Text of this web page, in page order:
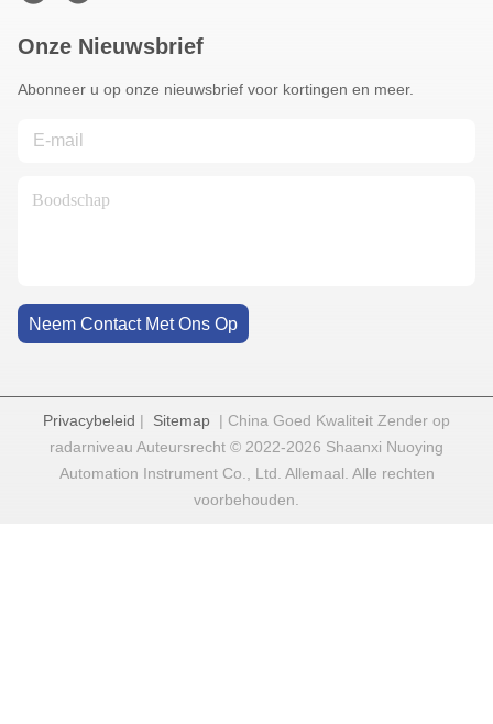
Onze Nieuwsbrief
Abonneer u op onze nieuwsbrief voor kortingen en meer.
Neem Contact Met Ons Op
Privacybeleid | Sitemap | China Goed Kwaliteit Zender op
radarniveau Auteursrecht © 2022-2026 Shaanxi Nuoying
Automation Instrument Co., Ltd. Allemaal. Alle rechten
voorbehouden.